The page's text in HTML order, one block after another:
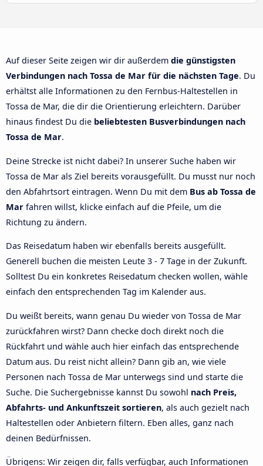
Auf dieser Seite zeigen wir dir außerdem die günstigsten
Verbindungen nach Tossa de Mar für die nächsten Tage. Du
erhältst alle Informationen zu den Fernbus-Haltestellen in
Tossa de Mar, die dir die Orientierung erleichtern. Darüber
hinaus findest Du die beliebtesten Busverbindungen nach
Tossa de Mar.
Deine Strecke ist nicht dabei? In unserer Suche haben wir
Tossa de Mar als Ziel bereits vorausgefüllt. Du musst nur noch
den Abfahrtsort eintragen. Wenn Du mit dem Bus ab Tossa de
Mar fahren willst, klicke einfach auf die Pfeile, um die
Richtung zu ändern.
Das Reisedatum haben wir ebenfalls bereits ausgefüllt.
Generell buchen die meisten Leute 3 - 7 Tage in der Zukunft.
Solltest Du ein konkretes Reisedatum checken wollen, wähle
einfach den entsprechenden Tag im Kalender aus.
Du weißt bereits, wann genau Du wieder von Tossa de Mar
zurückfahren wirst? Dann checke doch direkt noch die
Rückfahrt und wähle auch hier einfach das entsprechende
Datum aus. Du reist nicht allein? Dann gib an, wie viele
Personen nach Tossa de Mar unterwegs sind und starte die
Suche. Die Suchergebnisse kannst Du sowohl nach Preis,
Abfahrts- und Ankunftszeit sortieren, als auch gezielt nach
Haltestellen oder Anbietern filtern. Eben alles, ganz nach
deinen Bedürfnissen.
Übrigens: Wir zeigen dir, falls verfügbar, auch Informationen